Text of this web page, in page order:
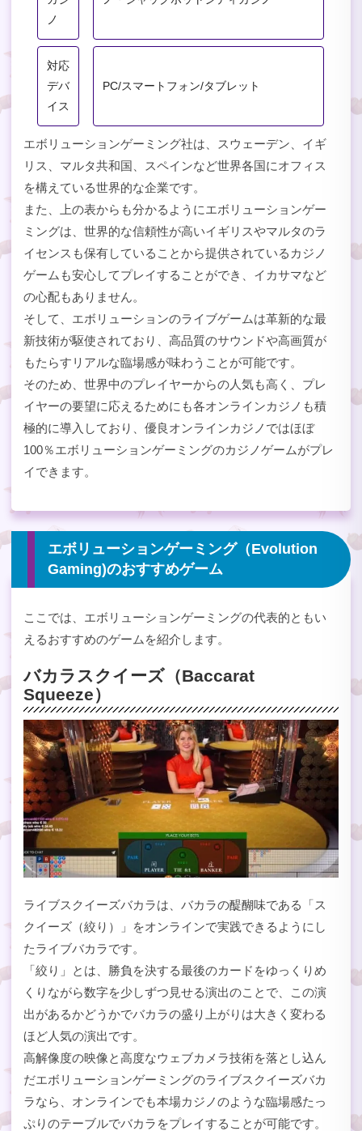
ノ
対応
デバ
イス
PC/スマートフォン/タブレット
エボリューションゲーミング社は、スウェーデン、イギ
リス、マルタ共和国、スペインなど世界各国にオフィス
を構えている世界的な企業です。
また、上の表からも分かるようにエボリューションゲー
ミングは、世界的な信頼性が高いイギリスやマルタのラ
イセンスも保有していることから提供されているカジノ
ゲームも安心してプレイすることができ、イカサマなど
の心配もありません。
そして、エボリューションのライブゲームは革新的な最
新技術が駆使されており、高品質のサウンドや高画質が
もたらすリアルな臨場感が味わうことが可能です。
そのため、世界中のプレイヤーからの人気も高く、プレ
イヤーの要望に応えるためにも各オンラインカジノも積
極的に導入しており、優良オンラインカジノではほぼ
100％エボリューションゲーミングのカジノゲームがプレ
イできます。
エボリューションゲーミング（Evolution
Gaming)のおすすめゲーム
ここでは、エボリューションゲーミングの代表的ともい
えるおすすめのゲームを紹介します。
バカラスクイーズ（Baccarat
Squeeze）
ライブスクイーズバカラは、バカラの醍醐味である「ス
クイーズ（絞り）」をオンラインで実践できるようにし
たライブバカラです。
「絞り」とは、勝負を決する最後のカードをゆっくりめ
くりながら数字を少しずつ見せる演出のことで、この演
出があるかどうかでバカラの盛り上がりは大きく変わる
ほど人気の演出です。
高解像度の映像と高度なウェブカメラ技術を落とし込ん
だエボリューションゲーミングのライブスクイーズバカ
ラなら、オンラインでも本場カジノのような臨場感たっ
ぷりのテーブルでバカラをプレイすることが可能です。